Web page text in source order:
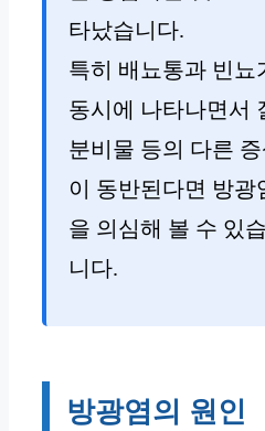
타났습니다.
특히 배뇨통과 빈뇨
동시에 나타나면서
분비물 등의 다른
이 동반된다면 방광
을 의심해 볼 수 있습
니다.
방광염의 원인